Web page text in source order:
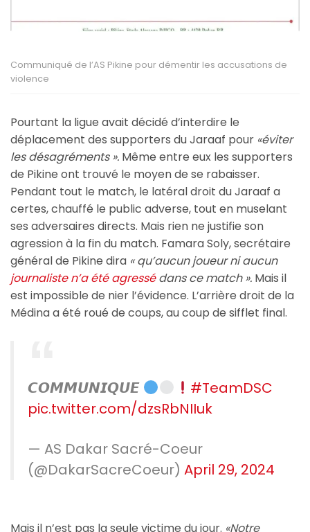
Communiqué de l’AS Pikine pour démentir les accusations de
violence
Pourtant la ligue avait décidé d’interdire le
déplacement des supporters du Jaraaf pour «éviter
les désagréments ». Même entre eux les supporters
de Pikine ont trouvé le moyen de se rabaisser.
Pendant tout le match, le latéral droit du Jaraaf a
certes, chauffé le public adverse, tout en muselant
ses adversaires directs. Mais rien ne justifie son
agression à la fin du match. Famara Soly, secrétaire
général de Pikine dira « qu’aucun joueur ni aucun
journaliste n’a été agressédans ce match ». Mais il
est impossible de nier l’évidence. L’arrière droit de la
Médina a été roué de coups, au coup de sifflet final.
𝘾𝙊𝙈𝙈𝙐𝙉𝙄𝙌𝙐𝙀
#TeamDSC
pic.twitter.com/dzsRbNIIuk
— AS Dakar Sacré-Coeur
(@DakarSacreCoeur) April 29, 2024
Mais il n’est pas la seule victime du jour. «Notre